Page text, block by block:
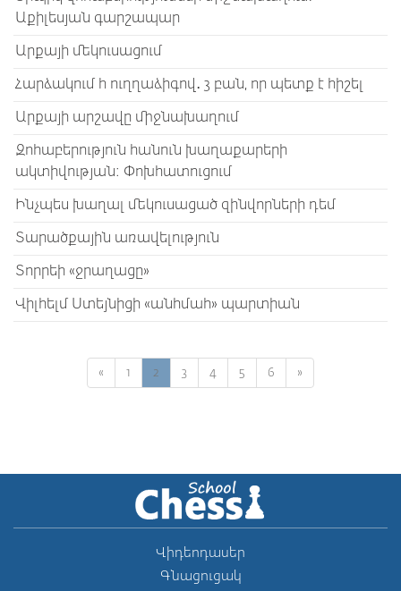
Աքիլեսյան գարշապար
Արքայի մեկուսացում
Հարձակում h ուղղաձիգով․ 3 բան, որ պետք է հիշել
Արքայի արշավը միջնախաղում
Զոհաբերություն հանուն խաղաքարերի
ակտիվության: Փոխհատուցում
Ինչպես խաղալ մեկուսացած զինվորների դեմ
Տարածքային առավելություն
Տորրեի «ջրաղացը»
Վիլհելմ Ստեյնիցի «անհմահ» պարտիան
« 1 2 3 4 5 6 »
Վիդեոդասեր
Գնացուցակ